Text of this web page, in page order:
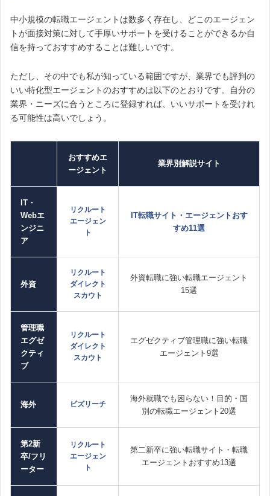
中小規模の転職エージェントは数多く存在し、どこのエージェン
トが面接対策に対して手厚いサポートを受けることができるか自
信を持っておすすめすることは難しいです。
ただし、その中でも私が知っている範囲ですが、業界でも評判の
いい特化型エージェントのおすすめは以下のとおりです。自分の
業界・ニーズに合うところに登録すれば、いいサポートを受けれ
る可能性は高いでしょう。
おすすめエ
ージェント
業界別解説サイト
IT・
Webエ
ンジニ
ア
リクルート
エージェン
ト
IT転職サイト・エージェントおす
すめ11選
外資
リクルート
ダイレクト
スカウト
外資転職に強い転職エージェント
15選
管理職
エグゼ
クティ
ブ
リクルート
ダイレクト
スカウト
エグゼクティブ管理職に強い転職
エージェント9選
海外 ビズリーチ
海外就職でも困らない！目的・国
別の転職エージェント20選
第2新
卒/フリ
ーター
リクルート
エージェン
ト
第二新卒に強い転職サイト・転職
エージェントおすすめ13選